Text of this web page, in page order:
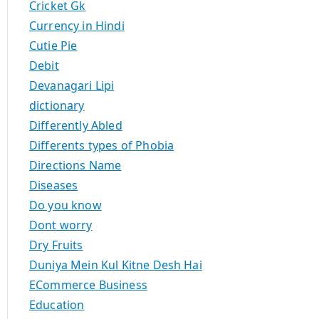
Cricket Gk
Currency in Hindi
Cutie Pie
Debit
Devanagari Lipi
dictionary
Differently Abled
Differents types of Phobia
Directions Name
Diseases
Do you know
Dont worry
Dry Fruits
Duniya Mein Kul Kitne Desh Hai
ECommerce Business
Education